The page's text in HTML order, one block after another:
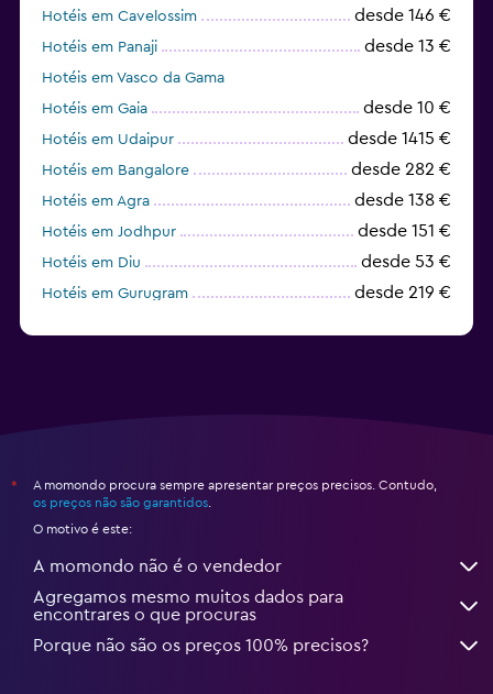
Hotéis em Cavelossim desde 146 €
Hotéis em Panaji desde 13 €
Hotéis em Vasco da Gama
Hotéis em Gaia
desde 10 €
Hotéis em Udaipur desde 1415 €
Hotéis em Bangalore desde 282 €
Hotéis em Agra desde 138 €
Hotéis em Jodhpur desde 151 €
Hotéis em Diu desde 53 €
Hotéis em Gurugram desde 219 €
*
A momondo procura sempre apresentar preços precisos. Contudo,
os preços não são garantidos
O motivo é este:
A momondo não é o vendedor
Agregamos mesmo muitos dados para
encontrares o que procuras
Porque não são os preços 100% precisos?